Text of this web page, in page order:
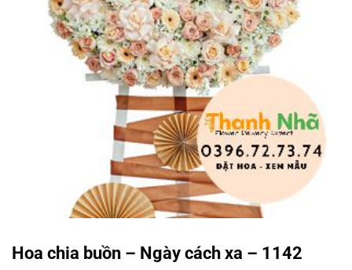
Hoa chia buồn – Ngày cách xa – 1142